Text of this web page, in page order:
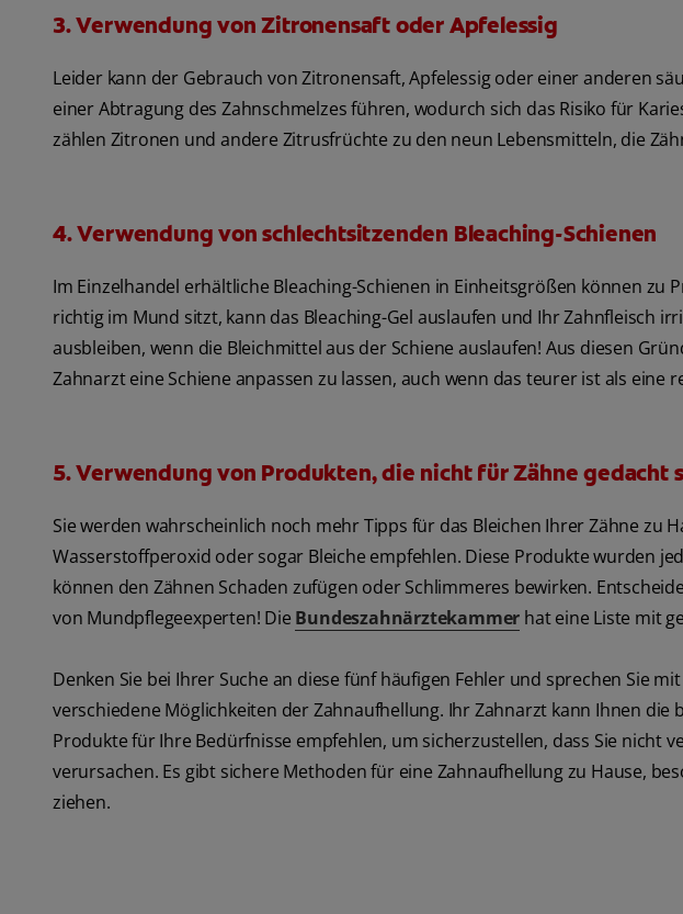
3. Verwendung von Zitronensaft oder Apfelessig
Leider kann der Gebrauch von Zitronensaft, Apfelessig oder einer anderen
einer Abtragung des Zahnschmelzes führen, wodurch sich das Risiko für
zählen Zitronen und andere Zitrusfrüchte zu den neun Lebensmitteln, die
4. Verwendung von schlechtsitzenden Bleaching-Schienen
Im Einzelhandel erhältliche Bleaching-Schienen in Einheitsgrößen können zu
richtig im Mund sitzt, kann das Bleaching-Gel auslaufen und Ihr Zahnfleisch
ausbleiben, wenn die Bleichmittel aus der Schiene auslaufen! Aus diesen
Zahnarzt eine Schiene anpassen zu lassen, auch wenn das teurer ist als eine
5. Verwendung von Produkten, die nicht für Zähne gedacht
Sie werden wahrscheinlich noch mehr Tipps für das Bleichen Ihrer Zähne zu
Wasserstoffperoxid oder sogar Bleiche empfehlen. Diese Produkte wurden
können den Zähnen Schaden zufügen oder Schlimmeres bewirken.
von Mundpflegeexperten! Die Bundeszahnärztekammer hat eine Liste mit
Denken Sie bei Ihrer Suche an diese fünf häufigen Fehler und sprechen Sie
verschiedene Möglichkeiten der Zahnaufhellung. Ihr Zahnarzt kann Ihnen die
Produkte für Ihre Bedürfnisse empfehlen, um sicherzustellen, dass Sie nicht
verursachen. Es gibt sichere Methoden für eine Zahnaufhellung zu Hause,
ziehen.